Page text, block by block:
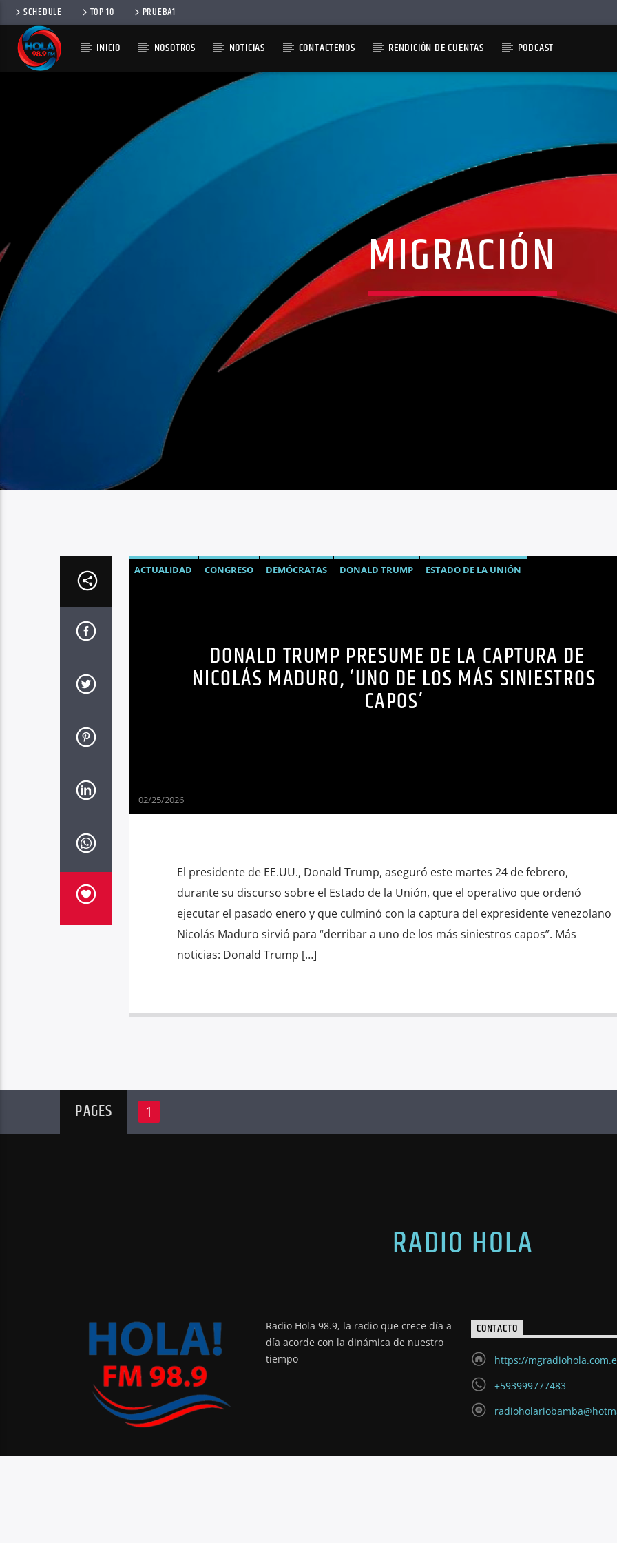
SCHEDULE TOP 10 PRUEBA1
INICIO NOSOTROS NOTICIAS CONTACTENOS RENDICIÓN DE CUENTAS PODCAST
MIGRACIÓN
ACTUALIDAD CONGRESO DEMÓCRATAS DONALD TRUMP
ESTADO DE LA UNIÓN
DONALD TRUMP PRESUME DE LA CAPTURA DE
NICOLÁS MADURO, ‘UNO DE LOS MÁS SINIESTROS
CAPOS’
02/25/2026
El presidente de EE.UU., Donald Trump, aseguró este martes 24 de febrero,
durante su discurso sobre el Estado de la Unión, que el operativo que ordenó
ejecutar el pasado enero y que culminó con la captura del expresidente venezolano
Nicolás Maduro sirvió para “derribar a uno de los más siniestros capos”. Más
noticias: Donald Trump […]
PAGES 1
RADIO HOLA
Radio Hola 98.9, la radio que crece día a
día acorde con la dinámica de nuestro
tiempo
CONTACTO
https://
+593999777483